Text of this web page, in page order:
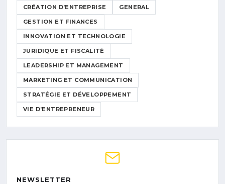
CRÉATION D’ENTREPRISE GENERAL
GESTION ET FINANCES
INNOVATION ET TECHNOLOGIE
JURIDIQUE ET FISCALITÉ
LEADERSHIP ET MANAGEMENT
MARKETING ET COMMUNICATION
STRATÉGIE ET DÉVELOPPEMENT
VIE D’ENTREPRENEUR
NEWSLETTER